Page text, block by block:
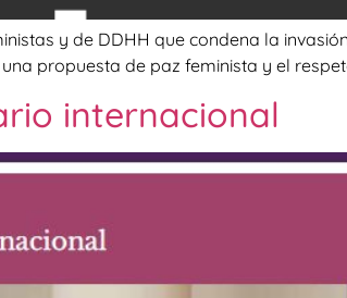
y de DDHH que condena la
propuesta de paz feminista y el
internacional